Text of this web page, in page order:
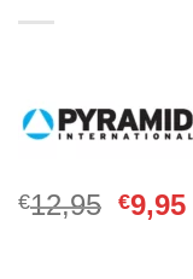
€12,95 €9,95